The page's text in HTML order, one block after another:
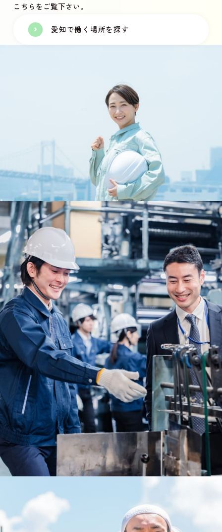
こちらをご覧下さい。
愛知で働く場所を探す